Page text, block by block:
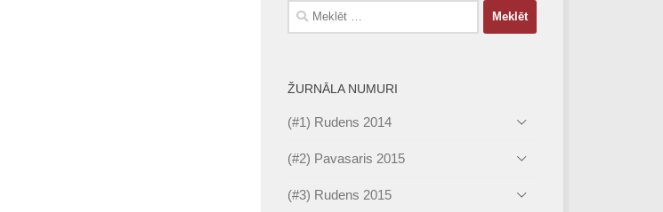
Meklēt:
ŽURNĀLA NUMURI
(#1) Rudens 2014
(#2) Pavasaris 2015
(#3) Rudens 2015